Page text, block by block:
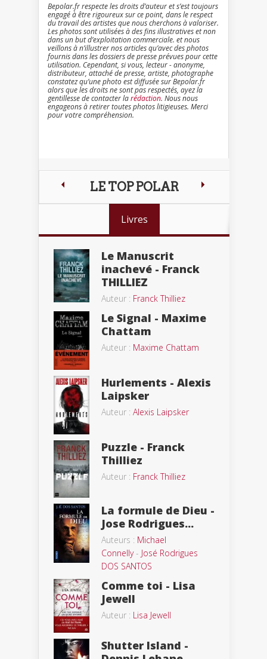
Bepolar.fr respecte les droits d’auteur et s’est toujours
engagé à être rigoureux sur ce point, dans le respect
du travail des artistes que nous cherchons à valoriser.
Les photos sont utilisées à des fins illustratives et non
dans un but d’exploitation commerciale. et nous
veillons à n’illustrer nos articles qu’avec des photos
fournis dans les dossiers de presse prévues pour cette
utilisation. Cependant, si vous, lecteur - anonyme,
distributeur, attaché de presse, artiste, photographe
constatez qu’une photo est diffusée sur Bepolar.fr
alors que les droits ne sont pas respectés, ayez la
gentillesse de contacter larédaction. Nous nous
engageons à retirer toutes photos litigieuses. Merci
pour votre compréhension.
LE TOP POLAR
Livres
Le Manuscrit
inachevé - Franck
THILLIEZ
Auteur : Franck Thilliez
Le Signal - Maxime
Chattam
Auteur : Maxime Chattam
Hurlements - Alexis
Laipsker
Auteur : Alexis Laipsker
Puzzle - Franck
Thilliez
Auteur : Franck Thilliez
La formule de Dieu -
Jose Rodrigues...
Auteurs : Michael
Connelly- José Rodrigues
DOS SANTOS
Comme toi - Lisa
Jewell
Auteur : Lisa Jewell
Shutter Island -